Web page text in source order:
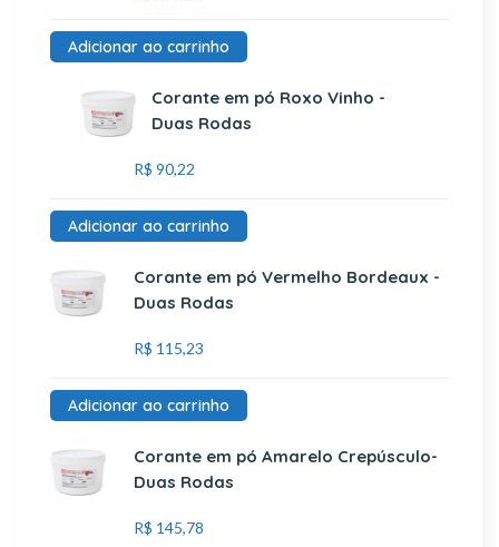
Adicionar ao carrinho
Corante em pó Roxo Vinho -
Duas Rodas
R$ 90,22
Adicionar ao carrinho
Corante em pó Vermelho Bordeaux -
Duas Rodas
R$ 115,23
Adicionar ao carrinho
Corante em pó Amarelo Crepúsculo-
Duas Rodas
R$ 145,78